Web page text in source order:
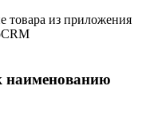
товара из приложения
наименованию